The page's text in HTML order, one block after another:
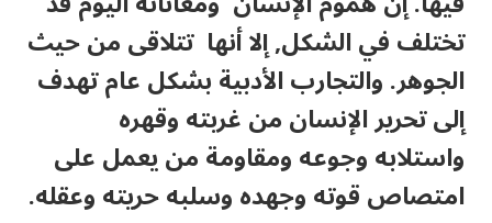
تختلف في الشكل, إلا أنها تتلاقى من حيث
الجوهر. والتجارب الأدبية بشكل عام تهدف
إلى تحرير الإنسان من غربته وقهره
واستلابه وجوعه ومقاومة من يعمل على
امتصاص قوته وجهده وسلبه حريته وعقله.